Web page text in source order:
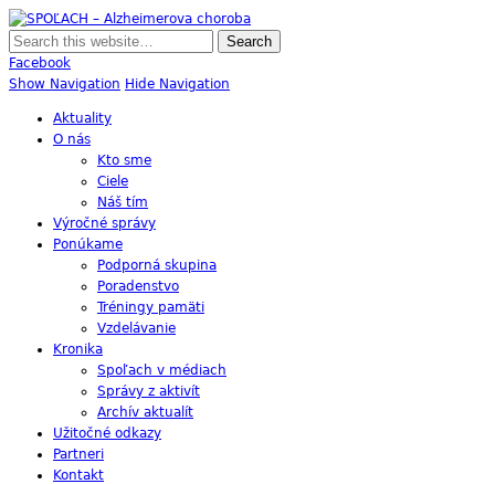
Skupina Príbuzných a Opatrovateľov Ľudí s Alzheimerovou Chorobou
Facebook
Show Navigation Hide Navigation
Aktuality
O nás
Kto sme
Ciele
Náš tím
Výročné správy
Ponúkame
Podporná skupina
Poradenstvo
Tréningy pamäti
Vzdelávanie
Kronika
Spoľach v médiach
Správy z aktivít
Archív aktualít
Užitočné odkazy
Partneri
Kontakt